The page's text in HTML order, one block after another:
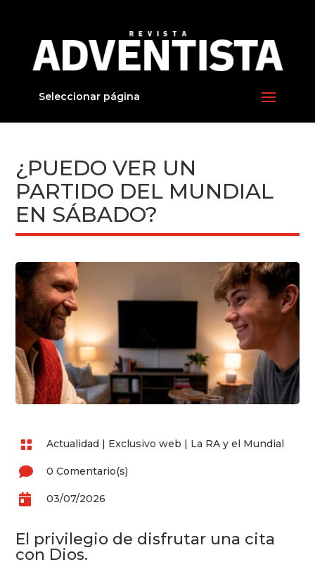
Seleccionar página
¿PUEDO VER UN
PARTIDO DEL MUNDIAL
EN SÁBADO?
 Actualidad| Exclusivo web | La RA y el Mundial
 0 Comentario(s)
 03/07/2026
El privilegio de disfrutar una cita
con Dios.